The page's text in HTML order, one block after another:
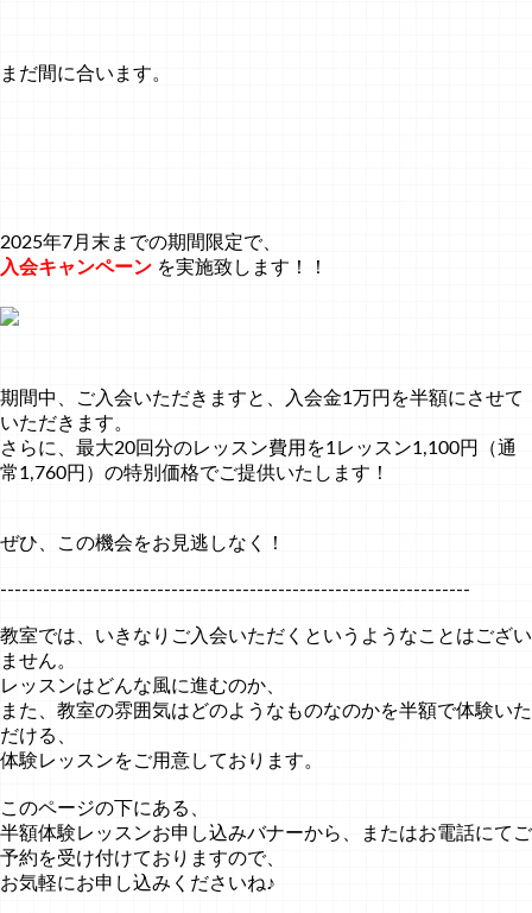
まだ間に合います。
2025年7月末までの期間限定で、
入会キャンペーン を実施致します！！
期間中、ご入会いただきますと、入会金1万円を半額にさせて
いただきます。
さらに、最大20回分のレッスン費用を1レッスン1,100円（通
常1,760円）の特別価格でご提供いたします！
ぜひ、この機会をお見逃しなく！
------------------------------------------------------------------
教室では、いきなりご入会いただくというようなことはござい
ません。
レッスンはどんな風に進むのか、
また、教室の雰囲気はどのようなものなのかを半額で体験いた
だける、
体験レッスンをご用意しております。
このページの下にある、
半額体験レッスンお申し込みバナーから、またはお電話にてご
予約を受け付けておりますので、
お気軽にお申し込みくださいね♪